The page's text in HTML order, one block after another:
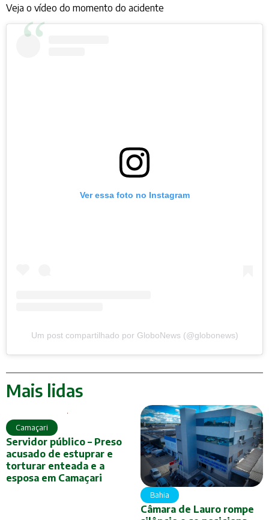
Veja o vídeo do momento do acidente
Ver essa foto no Instagram
Um post compartilhado por GloboNews (@globonews)
Mais lidas
Camaçari
Servidor público – Preso
acusado de estuprar e
torturar enteada e a
esposa em Camaçari
Bahia
Câmara de Lauro rompe